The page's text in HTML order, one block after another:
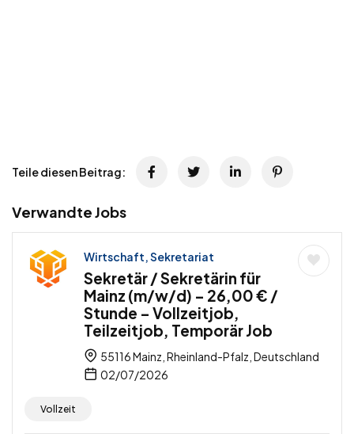
Teile diesen Beitrag:
Verwandte Jobs
Wirtschaft, Sekretariat
Sekretär / Sekretärin für
Mainz (m/w/d) – 26,00 € /
Stunde – Vollzeitjob,
Teilzeitjob, Temporär Job
55116 Mainz, Rheinland-Pfalz, Deutschland
02/07/2026
Vollzeit